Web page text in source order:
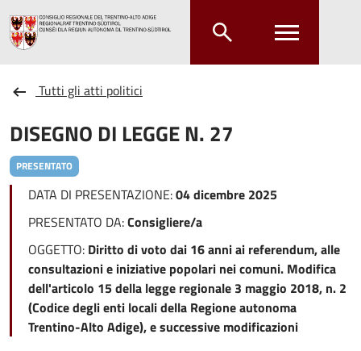
Tutti gli atti politici
DISEGNO DI LEGGE N. 27
PRESENTATO
DATA DI PRESENTAZIONE:04 dicembre 2025
PRESENTATO DA:Consigliere/a
OGGETTO: Diritto di voto dai 16 anni ai referendum, alle
consultazioni e iniziative popolari nei comuni. Modifica
dell'articolo 15 della legge regionale 3 maggio 2018, n. 2
(Codice degli enti locali della Regione autonoma
Trentino-Alto Adige), e successive modificazioni